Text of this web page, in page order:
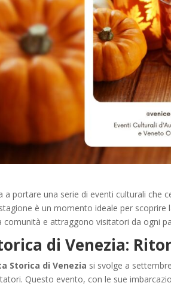
a portare una serie di eventi culturali che
è un momento ideale per
comunità e attraggono visitatori da ogni
di Venezia:
Storica di Venezia si svolge a
Questo evento, con le sue